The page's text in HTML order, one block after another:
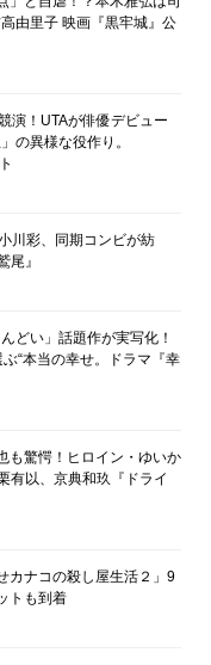
由里子 映画『黒牢城』公
演！UTAが俳優デビュー
の異様な役作り。
川彩、同期コンビが紡
尾』
どい」話題作が実写化！
“本当の幸せ。ドラマ『幸
も驚愕！ヒロイン・ゆいか
有以、京典和玖『ドライ
カナコの殺し屋生活２」9
トも到着